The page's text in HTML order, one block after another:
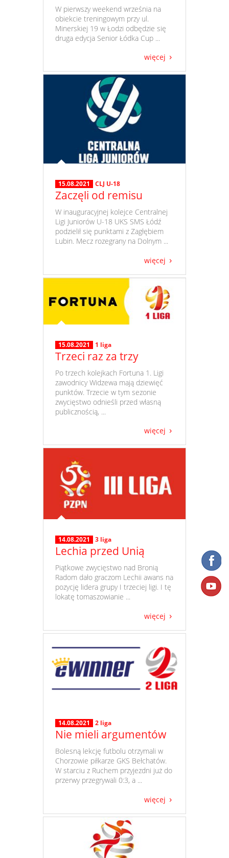
​ W pierwszy weekend września na
obiekcie treningowym przy ul.
Minerskiej 19 w Łodzi odbędzie się
druga edycja Senior Łódka Cup ...
więcej
15.08.2021 CLJ U-18
Zaczęli od remisu
​ W inauguracyjnej kolejce Centralnej
Ligi Juniorów U-18 UKS SMS Łódź
podzielił się punktami z Zagłębiem
Lubin. Mecz rozegrany na Dolnym ...
więcej
15.08.2021 1 liga
Trzeci raz za trzy
​ Po trzech kolejkach Fortuna 1. Ligi
zawodnicy Widzewa mają dziewięć
punktów. Trzecie w tym sezonie
zwycięstwo odnieśli przed własną
publicznością, ...
więcej
14.08.2021 3 liga
Lechia przed Unią
​ Piątkowe zwycięstwo nad Bronią
Radom dało graczom Lechii awans na
pozycję lidera grupy I trzeciej ligi. I tę
lokatę tomaszowianie ...
więcej
14.08.2021 2 liga
Nie mieli argumentów
​ Bolesną lekcję futbolu otrzymali w
Chorzowie piłkarze GKS Bełchatów.
W starciu z Ruchem przyjezdni już do
przerwy przegrywali 0:3, a ...
więcej